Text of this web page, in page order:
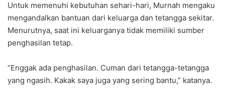
Untuk memenuhi kebutuhan sehari-hari, Murnah mengaku
mengandalkan bantuan dari keluarga dan tetangga sekitar.
Menurutnya, saat ini keluarganya tidak memiliki sumber
penghasilan tetap.
“Enggak ada penghasilan. Cuman dari tetangga-tetangga
yang ngasih. Kakak saya juga yang sering bantu,” katanya.